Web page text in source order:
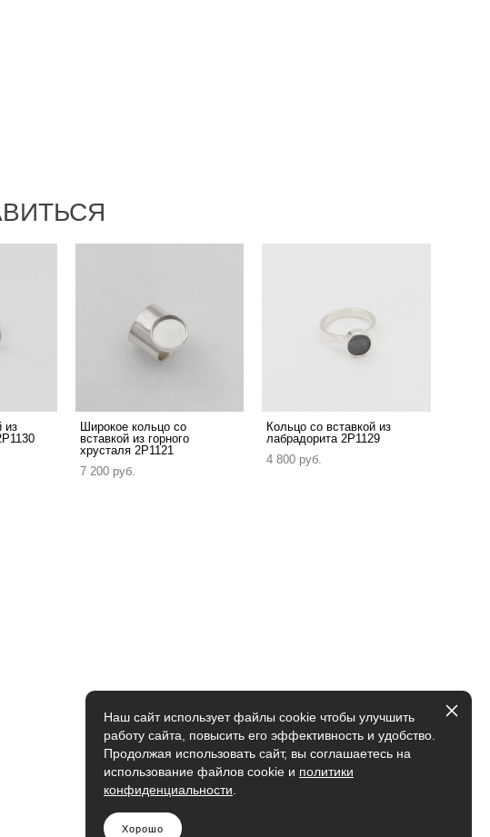
из
Широкое кольцо со
вставкой из горного
хрусталя 2P1121
7 200 pуб.
Кольцо со вставкой из
лабрадорита 2P1129
4 800 pуб.
Наш сайт использует файлы cookie чтобы улучшить
работу сайта, повысить его эффективность и удобство.
Продолжая использовать сайт, вы соглашаетесь на
использование файлов cookie и политики
конфиденциальности
Хорошо